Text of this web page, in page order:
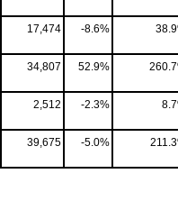
17,474 -8.6%
34,807 52.9%
2,512 -2.3%
39,675 -5.0%